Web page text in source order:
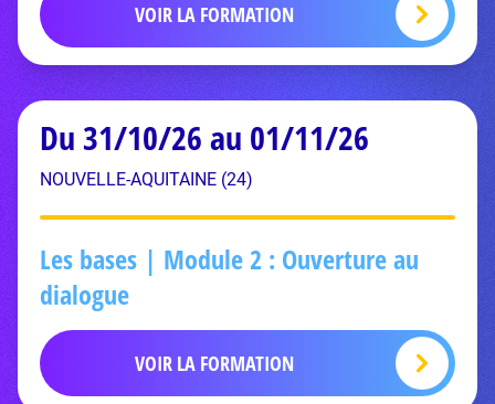
VOIR LA FORMATION
Du 31/10/26 au 01/11/26
NOUVELLE-AQUITAINE (24)
Les bases | Module 2 : Ouverture au
dialogue
VOIR LA FORMATION